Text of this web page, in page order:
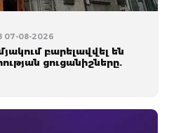
07-08-2026
բարելավվել են
ցուցանիշները.